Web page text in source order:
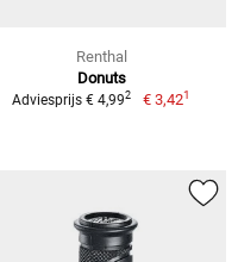
Renthal
Donuts
Adviesprijs € 4,992 € 3,421